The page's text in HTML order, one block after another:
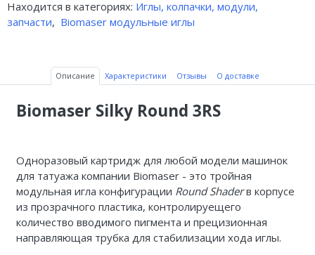
Находится в категориях: Иглы, колпачки, модули,
запчасти, Biomaser модульные иглы
Описание Характеристики Отзывы О доставке
Biomaser Silky Round 3RS
Одноразовый картридж для любой модели машинок
для татуажа компании Biomaser - это тройная
модульная игла конфигурации Round Shaderв корпусе
из прозрачного пластика, контролируещего
количество вводимого пигмента и прецизионная
направляющая трубка для стабилизации хода иглы.